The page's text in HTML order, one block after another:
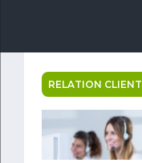
RELATION CLIENT